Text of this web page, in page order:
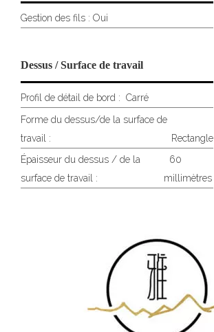
Gestion des fils : Oui
Dessus / Surface de travail
Profil de détail de bord : Carré
Forme du dessus/de la surface de
travail :
Rectangle
Épaisseur du dessus / de la
surface de travail :
60
millimètres